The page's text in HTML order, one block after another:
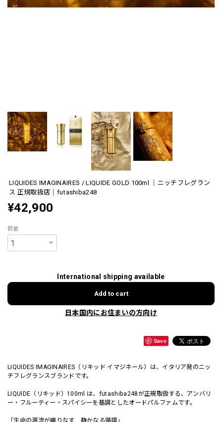
LIQUIDES IMAGINAIRES / LIQUIDE GOLD 100ml ｜ニッチフレグラン
ス 正規取扱店｜futashiba248
¥42,900
数量
International shipping available
Add to cart
日本国内にお住まいの方向け
Save
LIQUIDES IMAGINAIRES（リキッド イマジネール）は、イタリア発のニッ
チフレグランスブランドです。
LIQUIDE（リキッド）100ml は、futashiba248が正規取扱する、アンバリ
ー・フルーティー・スパイシーを基調としたオードパルファムです。
「生命の源流が織りなす 静かなる循環」